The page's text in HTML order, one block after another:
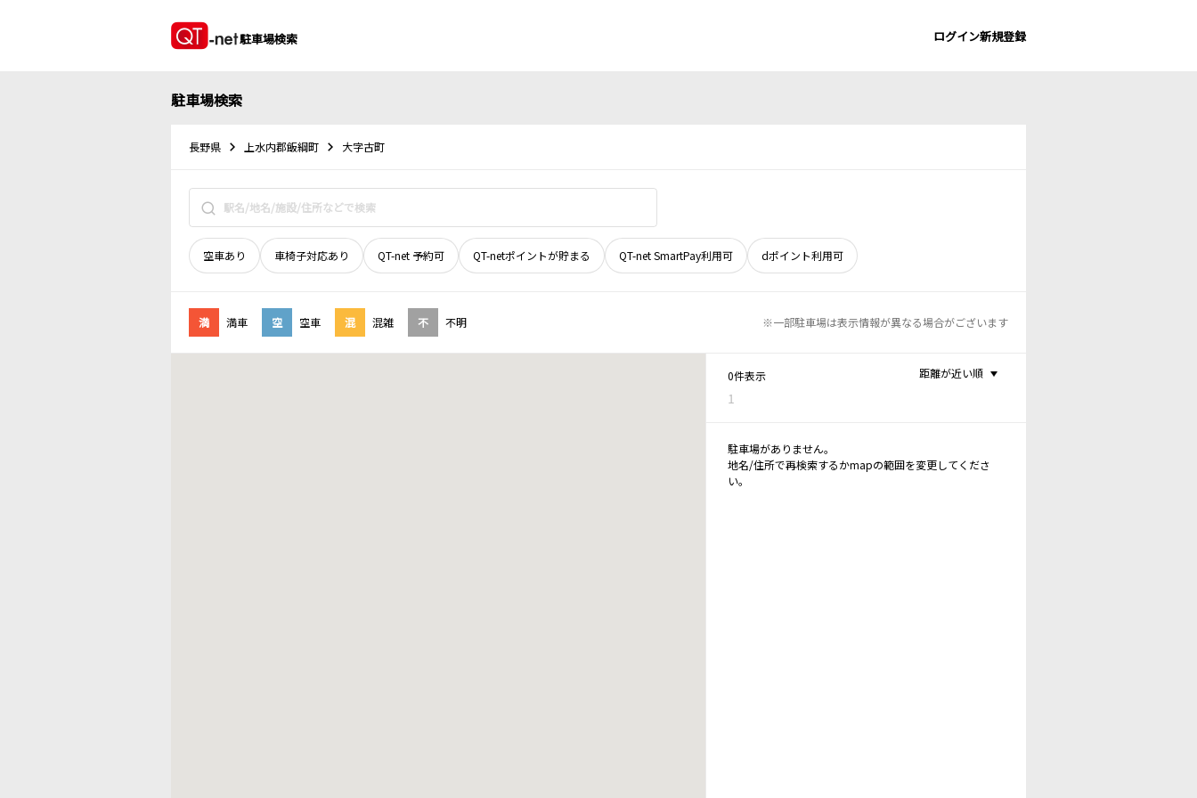
駐車場検索 ログイン新規登録
駐車場検索
長野県 上水内郡飯綱町 大字古町
空車あり 車椅子対応あり QT-net 予約可 QT-netポイントが貯まる QT-net SmartPay利用可 dポイント利用可
満 満車 空 空車 混 混雑 不 不明 ※一部駐車場は表示情報が異なる場合がございます
0件表示
1
距離が近い順
駐車場がありません。
地名/住所で再検索するかmapの範囲を変更してくださ
い。